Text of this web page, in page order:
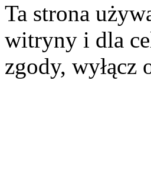
Ta strona
witryny i dla
zgody, wyłącz